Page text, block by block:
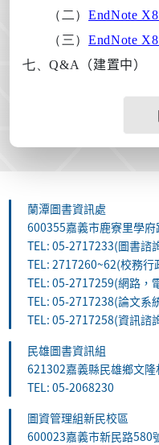
（二）EndNote
（三）EndNote
七、Q&A （建置中）
蘭潭圖書資訊處
600355嘉義市鹿寮里學
TEL: 05-2717233(圖書諮
TEL: 2717260~62(校務行
TEL: 05-2717259(網路，
TEL: 05-2717238(論文系
TEL: 05-2717258(資訊諮
民雄圖書資訊組
621302嘉義縣民雄鄉文
TEL: 05-2068230
圖資管理組新民校區
600023嘉義市新民路580